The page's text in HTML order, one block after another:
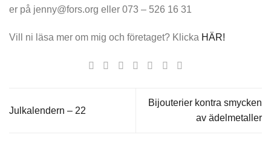
er på jenny@fors.org eller 073 – 526 16 31
Vill ni läsa mer om mig och företaget? Klicka HÄR!
Julkalendern – 22
Bijouterier kontra smycken
av ädelmetaller